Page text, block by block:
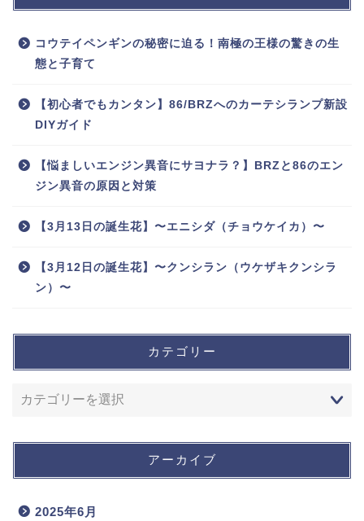
コウテイペンギンの秘密に迫る！南極の王様の驚きの生
態と子育て
【初心者でもカンタン】86/BRZへのカーテシランプ新設
DIYガイド
【悩ましいエンジン異音にサヨナラ？】BRZと86のエン
ジン異音の原因と対策
【3月13日の誕生花】〜エニシダ（チョウケイカ）〜
【3月12日の誕生花】〜クンシラン（ウケザキクンシラ
ン）〜
カテゴリー
アーカイブ
2025年6月